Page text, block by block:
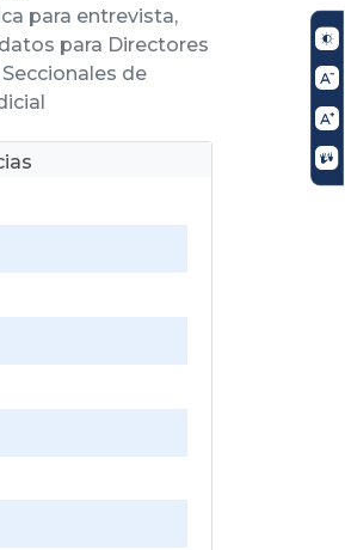
para entrevista,
para Directores
de